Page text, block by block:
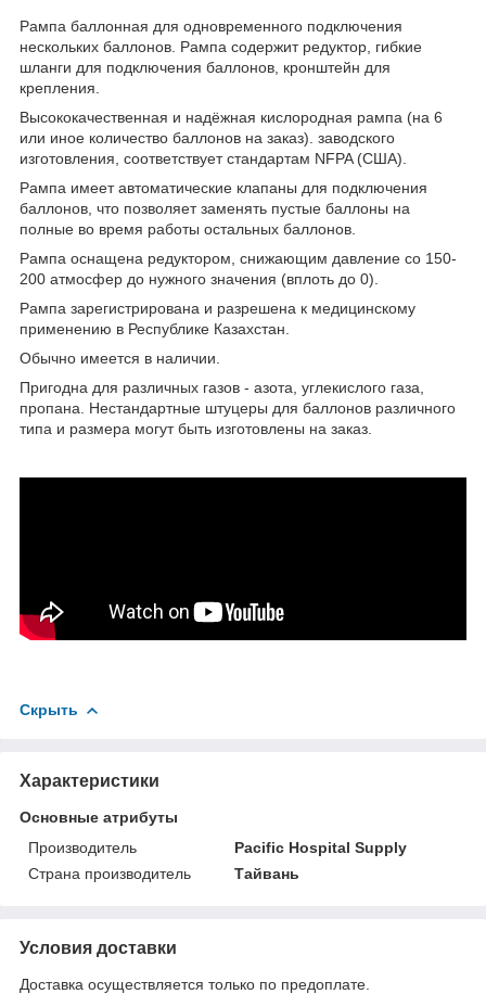
Рампа баллонная для одновременного подключения
нескольких баллонов. Рампа содержит редуктор, гибкие
шланги для подключения баллонов, кронштейн для
крепления.
Высококачественная и надёжная кислородная рампа (на 6
или иное количество баллонов на заказ). заводского
изготовления, соответствует стандартам NFPA (США).
Рампа имеет автоматические клапаны для подключения
баллонов, что позволяет заменять пустые баллоны на
полные во время работы остальных баллонов.
Рампа оснащена редуктором, снижающим давление со 150-
200 атмосфер до нужного значения (вплоть до 0).
Рампа зарегистрирована и разрешена к медицинскому
применению в Республике Казахстан.
Обычно имеется в наличии.
Пригодна для различных газов - азота, углекислого газа,
пропана. Нестандартные штуцеры для баллонов различного
типа и размера могут быть изготовлены на заказ.
Скрыть
Характеристики
Основные атрибуты
Производитель
Pacific Hospital Supply
Страна производитель
Тайвань
Условия доставки
Доставка осуществляется только по предоплате.